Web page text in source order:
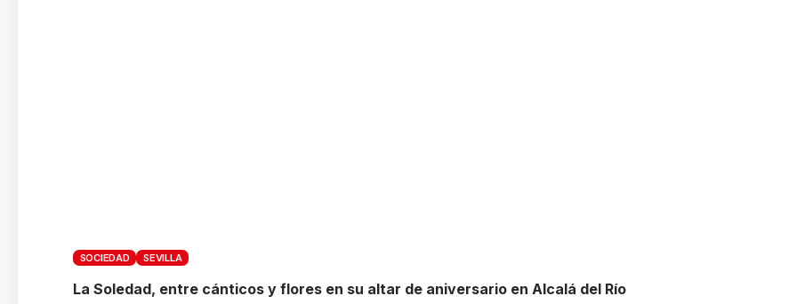
SOCIEDAD SEVILLA
La Soledad, entre cánticos y flores en su altar de aniversario en Alcalá del Río